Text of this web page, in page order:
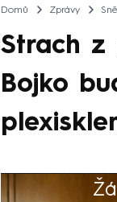
Domů Zprávy
Strach z
Bojko
Výběr